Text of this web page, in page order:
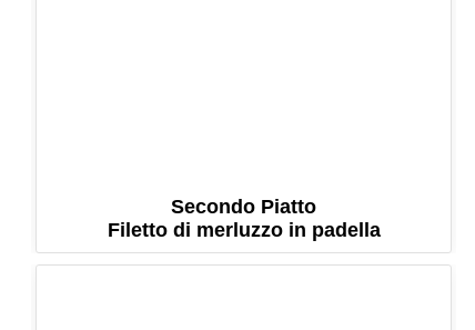
Secondo Piatto
Filetto di merluzzo in padella